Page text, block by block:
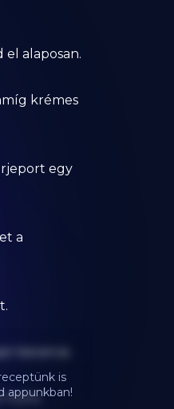
el alaposan.
krémes
egy
a
keverve.
hűlni.
is
appunkban!